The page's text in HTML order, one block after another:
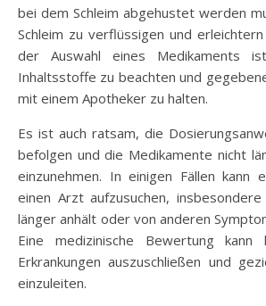
bei dem Schleim abgehustet werden
Schleim zu verflüssigen und
der Auswahl eines Medikaments
Inhaltsstoffe zu beachten und
mit einem Apotheker zu halten.
Es ist auch ratsam, die
befolgen und die Medikamente nicht
einzunehmen. In einigen Fällen kann
einen Arzt aufzusuchen,
länger anhält oder von anderen
Eine medizinische Bewertung kann
Erkrankungen auszuschließen und
einzuleiten.